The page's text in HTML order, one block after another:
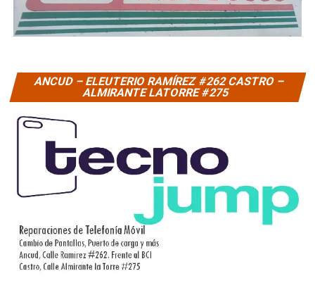
ANCUD – ELEUTERIO RAMÍREZ #262 CASTRO –
ALMIRANTE LATORRE #275